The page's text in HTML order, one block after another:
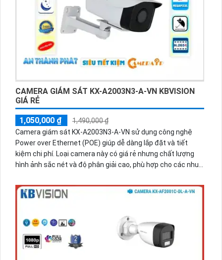
CAMERA GIÁM SÁT KX-A2003N3-A-VN KBVISION
GIÁ RẺ
1,050,000 ₫
1,490,000 ₫
Camera giám sát KX-A2003N3-A-VN sử dụng công nghệ
Power over Ethernet (POE) giúp dễ dàng lắp đặt và tiết
kiệm chi phí. Loại camera này có giá rẻ nhưng chất lượng
hình ảnh sắc nét và độ phân giải cao, phù hợp cho các nhu
nghệ tiên tiến với chip cảm biến kích thước 1/2.8, hạn chế
góc chết IP POE, thiết kế góc quay rộng ống kính 3.6mm KX-
ban đêm Hồng ngoại 80m, IP POE Digital. Chất lượng hình
ảnh Full HD 1080P 2.0 megapixel, phù hợp cho công trình
dân dụng. Xem và giám sát qua điện thoại nhanh chóng với
nén video H.265+/H.265/H.264+/H.264, hồng ngoại Smart IR